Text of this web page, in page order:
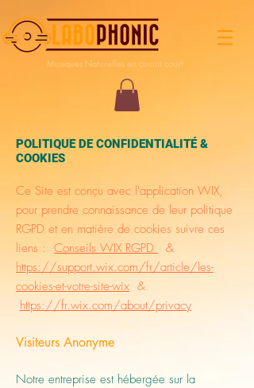
Musiques Naturelles en circuit court
POLITIQUE DE CONFIDENTIALITÉ &
COOKIES
Ce Site est conçu avec l'application WIX,
pour prendre connaissance de leur politique
RGPD et en matière de cookies suivre ces
liens : Conseils WIX RGPD
&
https://support.wix.com/fr/article/les-
cookies-et-votre-site-wix &
https://fr.wix.com/about/privacy
Visiteurs Anonyme
Notre entreprise est hébergée sur la